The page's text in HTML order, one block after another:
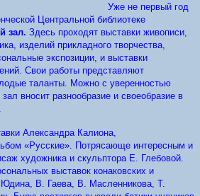
Уже не первый год
Центральной библиотеке
зал. Здесь проходят выставки живописи,
изделий прикладного творчества,
экспозиции, и выставки
Свои работы представляют
таланты. Можно с уверенностью
вносит разнообразие и своеобразие в
Александра Калиона,
«Русские». Потрясающе интересным и
художника и скульптора Е. Глебовой.
выставок конаковских и
В. Гаева, В. Масленникова, Т.